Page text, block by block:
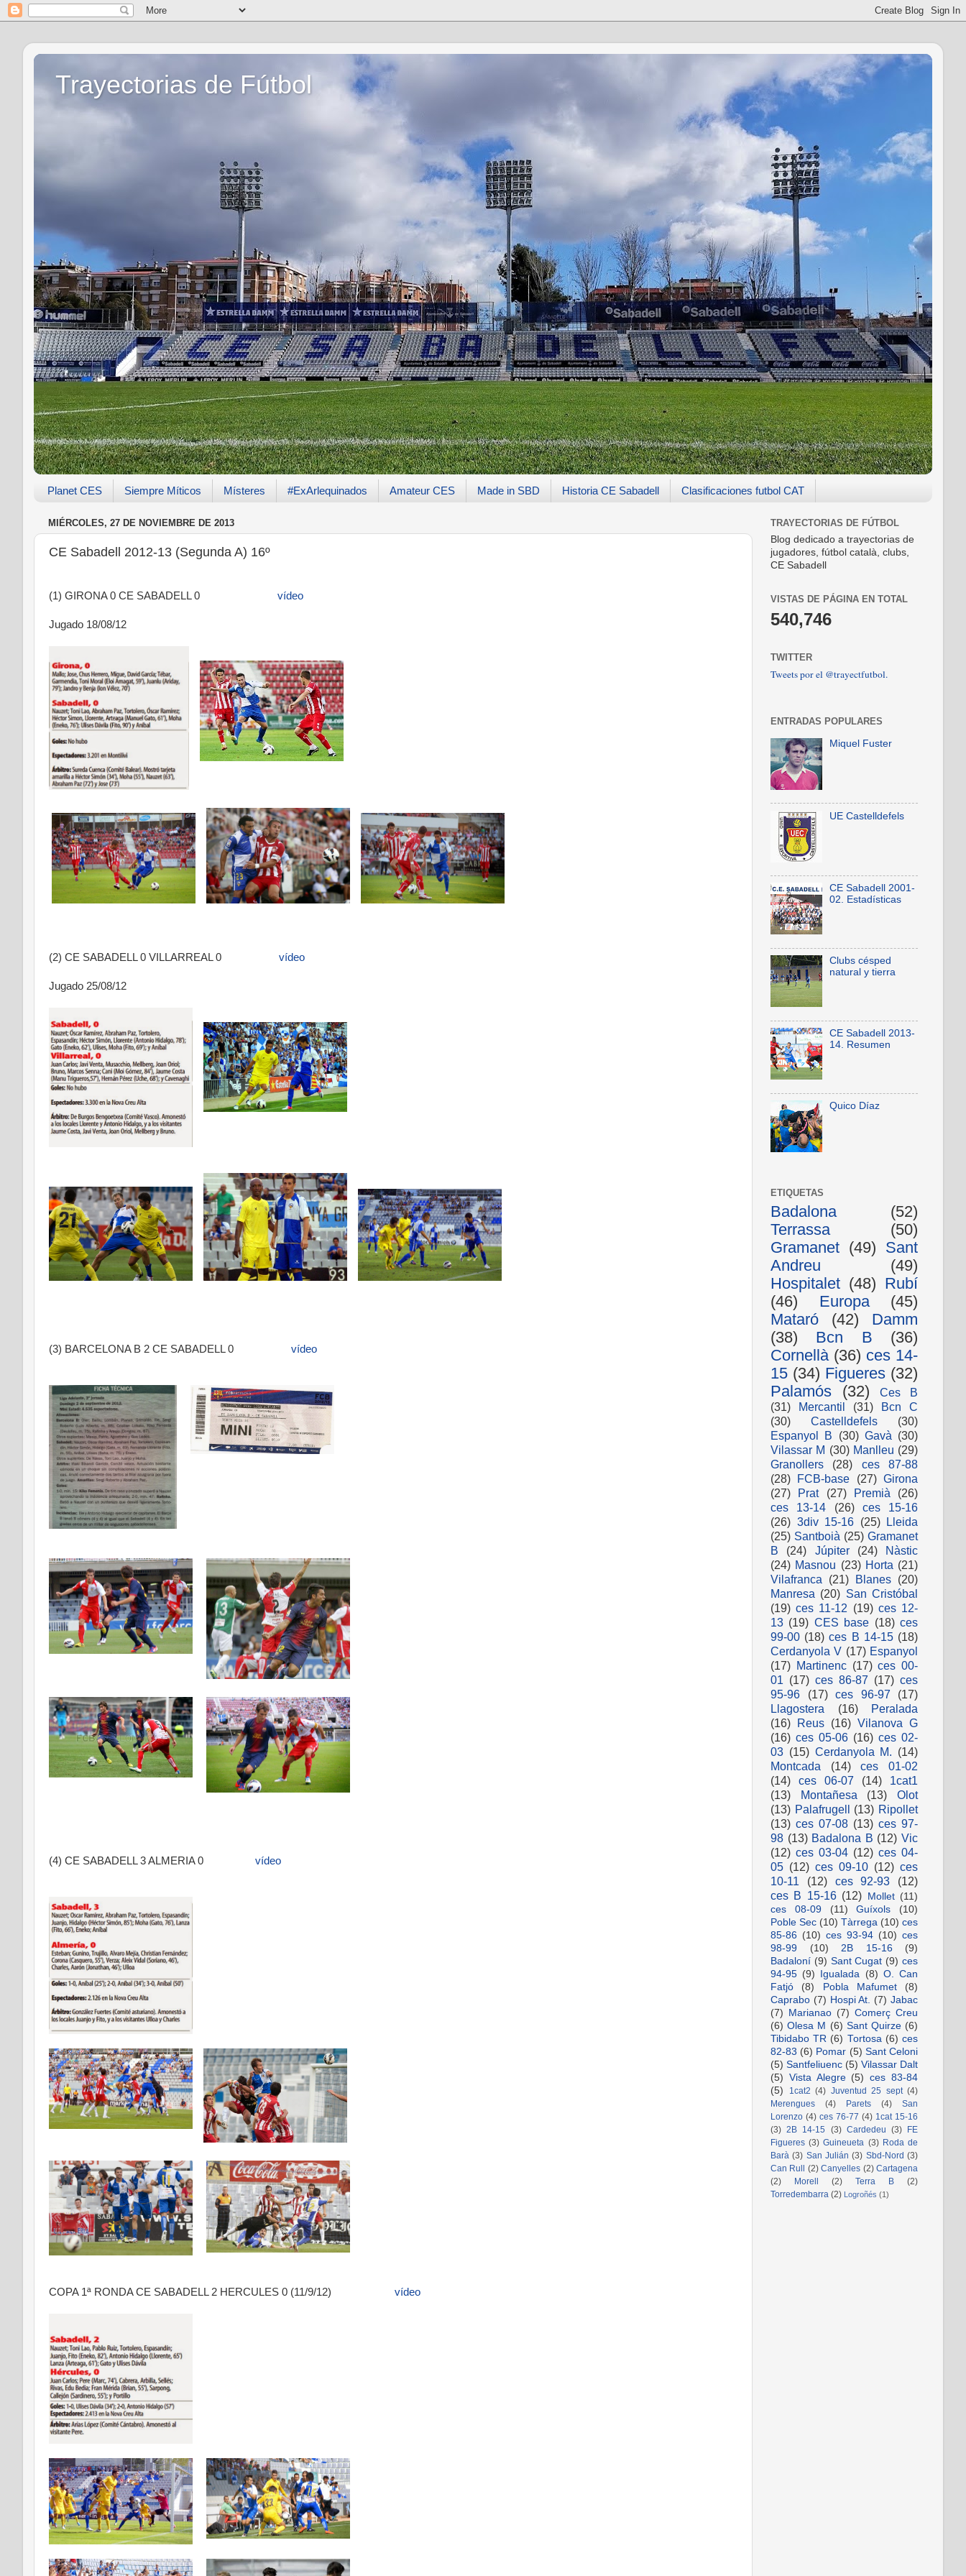
Trayectorias de Fútbol
Planet CES Siempre Míticos Místeres #ExArlequinados Amateur CES Made in SBD Historia CE Sabadell Clasificaciones futbol CAT
MIÉRCOLES, 27 DE NOVIEMBRE DE 2013
CE Sabadell 2012-13 (Segunda A) 16º
(1) GIRONA 0 CE SABADELL 0 vídeo
Jugado 18/08/12
(2) CE SABADELL 0 VILLARREAL 0 vídeo
Jugado 25/08/12
(3) BARCELONA B 2 CE SABADELL 0 vídeo
(4) CE SABADELL 3 ALMERIA 0 vídeo
COPA 1ª RONDA CE SABADELL 2 HERCULES 0 (11/9/12) vídeo
TRAYECTORIAS DE FÚTBOL
Blog dedicado a trayectorias de
jugadores, fútbol català, clubs,
CE Sabadell
VISTAS DE PÁGINA EN TOTAL
540,746
TWITTER
Tweets por el @trayectfutbol.
ENTRADAS POPULARES
Miquel Fuster
UE Castelldefels
CE Sabadell 2001-
02. Estadísticas
Clubs césped
natural y tierra
CE Sabadell 2013-
14. Resumen
Quico Díaz
ETIQUETAS
Badalona
(52)
Terrassa
(50)
Gramanet (49) Sant
Andreu
(49)
Hospitalet (48) Rubí
(46)
Europa
(45)
Mataró
(42)
Damm
(38)
Bcn B
(36)
Cornellà (36) ces 14-
15 (34) Figueres (32)
Palamós
(32)
Ces B
(31)
Mercantil (31)
Bcn C
(30)
Castelldefels
(30)
Espanyol B
(30) Gavà (30)
Vilassar M (30) Manlleu (29)
Granollers
(28)
ces 87-88
(28) FCB-base (27) Girona
(27)
Prat (27) Premià
(26)
ces 13-14
(26)
ces 15-16
(26) 3div 15-16 (25) Lleida
(25) Santboià (25) Gramanet
B
(24) Júpiter (24)
Nàstic
(24) Masnou (23) Horta (21)
Vilafranca
(21) Blanes (20)
Manresa (20) San Cristóbal
(19) ces 11-12 (19) ces 12-
13 (19) CES base (18) ces
99-00 (18) ces B 14-15 (18)
Cerdanyola V (17) Espanyol
(17) Martinenc (17) ces 00-
01 (17) ces 86-87 (17) ces
95-96
(17) ces 96-97
(17)
Llagostera
(16)
Peralada
(16) Reus (16) Vilanova G
(16) ces 05-06 (16) ces 02-
03 (15) Cerdanyola M. (14)
Montcada
(14)
ces 01-02
(14)
ces 06-07 (14)
1cat1
(13)
Montañesa (13)
Olot
(13) Palafrugell (13) Ripollet
(13) ces 07-08 (13) ces 97-
98 (13) Badalona B (12) Vic
(12) ces 03-04 (12) ces 04-
05 (12) ces 09-10 (12) ces
10-11
(12) ces 92-93
(12)
ces B 15-16 (12) Mollet (11)
ces 08-09
(11) Guíxols
(10)
Poble Sec (10) Tàrrega (10) ces
85-86 (10) ces 93-94 (10) ces
98-99
(10) 2B 15-16
(9)
Badaloní (9) Sant Cugat (9) ces
94-95 (9) Igualada (8) O. Can
Fatjó
(8) Pobla Mafumet
(8)
Caprabo (7) Hospi At. (7) Jabac
(7)
Marianao (7) Comerç Creu
(6) Olesa M (6) Sant Quirze (6)
Tibidabo TR (6) Tortosa (6) ces
82-83 (6) Pomar (5) Sant Celoni
(5) Santfeliuenc (5) Vilassar Dalt
(5) Vista Alegre (5)
ces 83-84
(5)
1cat2 (4) Juventud 25 sept (4)
Merengues
(4) Parets (4)
San
Lorenzo (4) ces 76-77 (4) 1cat 15-16
(3) 2B 14-15 (3) Cardedeu (3)
FE
Figueres (3) Guineueta (3) Roda de
Barà (3) San Julián (3) Sbd-Nord (3)
Can Rull
(2) Canyelles (2) Cartagena
(2)
Morell (2) Terra B
(2)
Torredembarra (2) Logroñés (1)